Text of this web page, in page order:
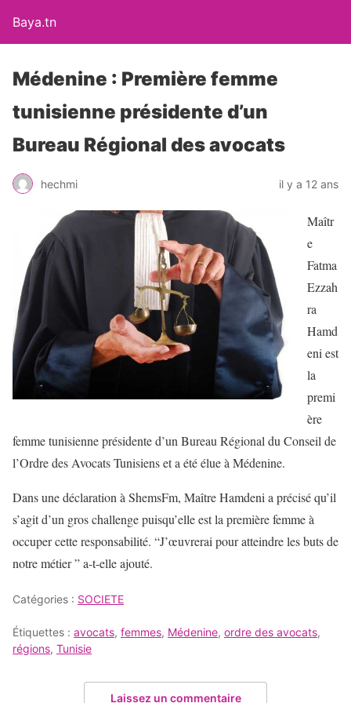
Baya.tn
Médenine : Première femme
tunisienne présidente d’un
Bureau Régional des avocats
hechmi il y a 12 ans
Maîtr
e
Fatma
Ezzah
ra
Hamd
eni est
la
premi
ère
femme tunisienne présidente d’un Bureau Régional du Conseil de
l’Ordre des Avocats Tunisiens et a été élue à Médenine.
Dans une déclaration à ShemsFm, Maître Hamdeni a précisé qu’il
s’agit d’un gros challenge puisqu’elle est la première femme à
occuper cette responsabilité. “J’œuvrerai pour atteindre les buts de
notre métier ” a-t-elle ajouté.
Catégories : SOCIETE
Étiquettes : avocats, femmes, Médenine, ordre des avocats,
régions, Tunisie
Laissez un commentaire